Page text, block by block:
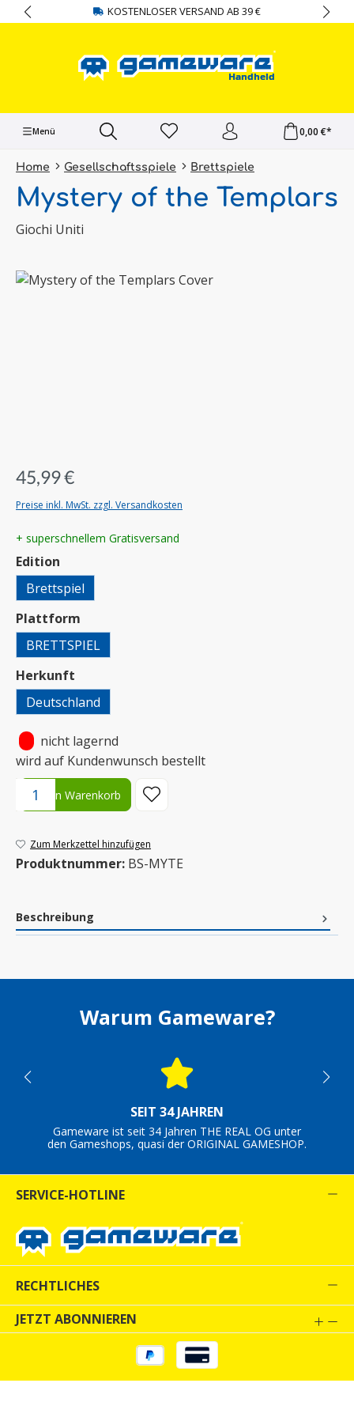
springen KOSTENLOSER VERSAND AB 39 €
Menü 0,00 €*
Home Gesellschaftsspiele Brettspiele
Mystery of the Templars
Giochi Uniti
Bildergalerie überspringen
45,99 €
Preise inkl. MwSt. zzgl. Versandkosten
+ superschnellem Gratisversand
Edition
Brettspiel
Plattform
BRETTSPIEL
Herkunft
Deutschland
nicht lagernd
wird auf Kundenwunsch bestellt
Produkt Anzahl: Gib den gewünschten Wert ein oder benutze
In den Warenkorb
Zum Merkzettel hinzufügen
Produktnummer: BS-MYTE
Beschreibung
Warum Gameware?
SEIT 34 JAHREN
Gameware ist seit 34 Jahren THE REAL OG unter
den Gameshops, quasi der ORIGINAL GAMESHOP.
SERVICE-HOTLINE
RECHTLICHES
JETZT ABONNIEREN